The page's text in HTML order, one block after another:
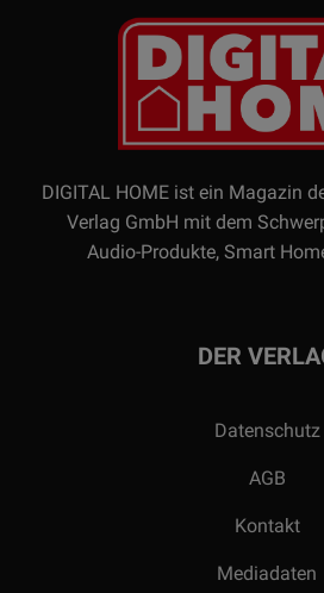
DIGITAL HOME ist ein Magazin
Verlag GmbH mit dem
Audio-Produkte, Smart
DER
Datenschutz
AGB
Kontakt
Mediadaten